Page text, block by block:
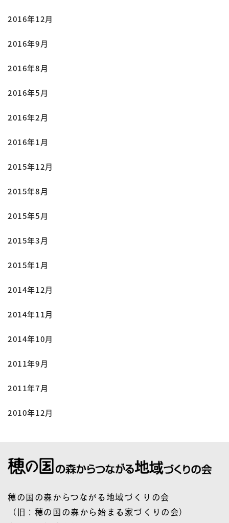
2016年12月
2016年9月
2016年8月
2016年5月
2016年2月
2016年1月
2015年12月
2015年8月
2015年5月
2015年3月
2015年1月
2014年12月
2014年11月
2014年10月
2011年9月
2011年7月
2010年12月
穂の国の森からつながる地域づくりの会
（旧：穂の国の森から始まる家づくりの会）